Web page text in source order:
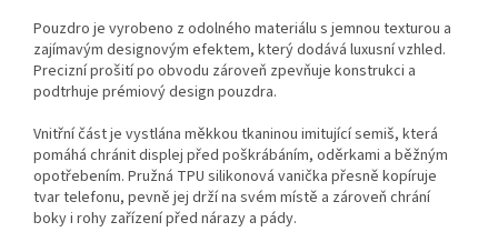
Pouzdro je vyrobeno z odolného materiálu s jemnou texturou a
zajímavým designovým efektem, který dodává luxusní vzhled.
Precizní prošití po obvodu zároveň zpevňuje konstrukci a
podtrhuje prémiový design pouzdra.
Vnitřní část je vystlána měkkou tkaninou imitující semiš, která
pomáhá chránit displej před poškrábáním, oděrkami a běžným
opotřebením. Pružná TPU silikonová vanička přesně kopíruje
tvar telefonu, pevně jej drží na svém místě a zároveň chrání
boky i rohy zařízení před nárazy a pády.